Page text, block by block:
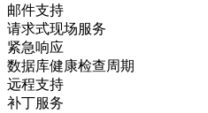
邮件支持
请求式现场服务
紧急响应
数据库健康检查周期
远程支持
补丁服务